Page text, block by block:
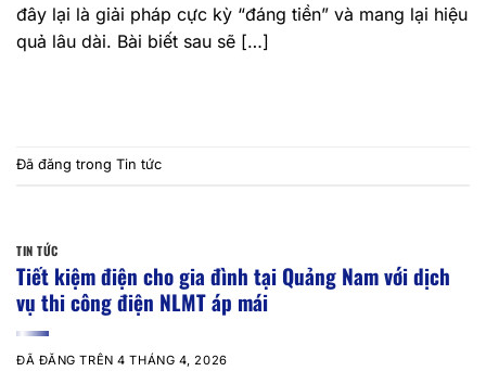
đây lại là giải pháp cực kỳ “đáng tiền” và mang lại hiệu
quả lâu dài. Bài biết sau sẽ […]
Đã đăng trong Tin tức
TIN TỨC
Tiết kiệm điện cho gia đình tại Quảng Nam với dịch
vụ thi công điện NLMT áp mái
ĐÃ ĐĂNG TRÊN4 THÁNG 4, 2026